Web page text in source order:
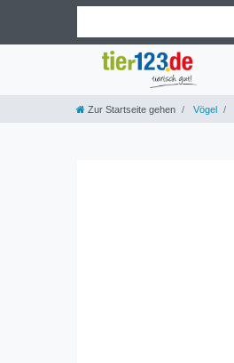
Zur Startseite gehen Vögel